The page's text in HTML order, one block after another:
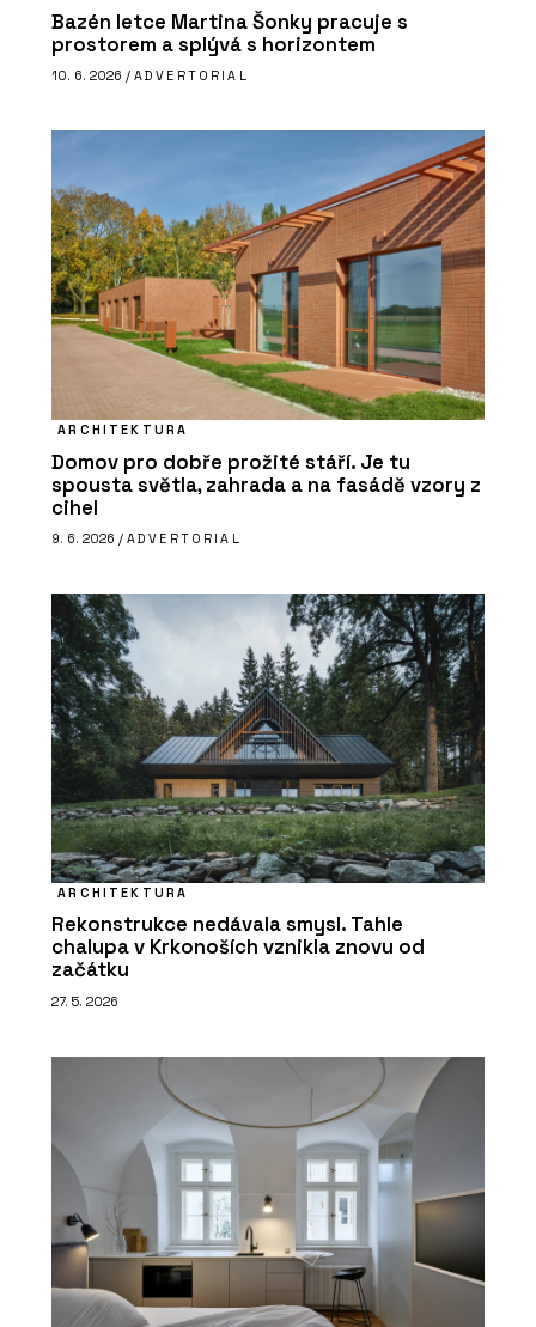
Bazén letce Martina Šonky pracuje s
prostorem a splývá s horizontem
10. 6. 2026 / ADVERTORIAL
ARCHITEKTURA
Domov pro dobře prožité stáří. Je tu
spousta světla, zahrada a na fasádě vzory z
cihel
9. 6. 2026 / ADVERTORIAL
ARCHITEKTURA
Rekonstrukce nedávala smysl. Tahle
chalupa v Krkonoších vznikla znovu od
začátku
27. 5. 2026